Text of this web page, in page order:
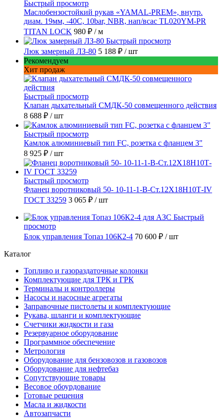
Быстрый просмотр
Маслобензостойкий рукав «YAMAL-PREM», внутр.
диам. 19мм, -40C, 10bar, NBR, нап/всас TL020YM-PR
TITAN LOCK 980 ₽ / м
Быстрый просмотр
Люк замерный ЛЗ-80 5 188 ₽ / шт
Рекомендуем
Хит продаж
Быстрый просмотр
Клапан дыхательный СМДК-50 совмещенного действия
8 688 ₽ / шт
Быстрый просмотр
Камлок алюминиевый тип FC, розетка с фланцем 3"
8 925 ₽ / шт
Быстрый просмотр
Фланец воротниковый 50- 10-11-1-B-Ст.12Х18Н10Т-IV
ГОСТ 33259 3 065 ₽ / шт
Быстрый
просмотр
Блок управления Топаз 106К2-4 70 600 ₽ / шт
Каталог
Топливо и газораздаточные колонки
Комплектующие для ТРК и ГРК
Терминалы и контроллеры
Насосы и насосные агрегаты
Заправочные пистолеты и комплектующие
Рукава, шланги и комплектующие
Счетчики жидкости и газа
Резервуарное оборудование
Программное обеспечение
Метрология
Оборудование для бензовозов и газовозов
Оборудование для нефтебаз
Сопутствующие товары
Весовое обоурдование
Готовые решения
Масла и жидкости
Автозапчасти